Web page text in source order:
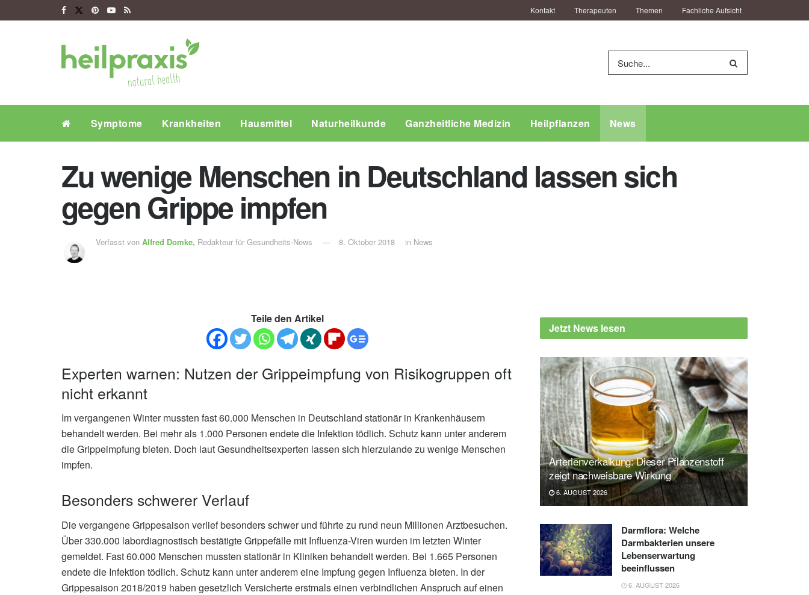
Kontakt Therapeuten Themen Fachliche Aufsicht
Symptome Krankheiten Hausmittel Naturheilkunde Ganzheitliche Medizin Heilpflanzen News
Zu wenige Menschen in Deutschland lassen sich
gegen Grippe impfen
Verfasst von Alfred Domke, Redakteur für Gesundheits-News 8. Oktober 2018 in News
Teile den Artikel
Experten warnen: Nutzen der Grippeimpfung von Risikogruppen oft
nicht erkannt
Im vergangenen Winter mussten fast 60.000 Menschen in Deutschland stationär in Krankenhäusern
behandelt werden. Bei mehr als 1.000 Personen endete die Infektion tödlich. Schutz kann unter anderem
die Grippeimpfung bieten. Doch laut Gesundheitsexperten lassen sich hierzulande zu wenige Menschen
impfen.
Besonders schwerer Verlauf
Die vergangene Grippesaison verlief besonders schwer und führte zu rund neun Millionen Arztbesuchen.
Über 330.000 labordiagnostisch bestätigte Grippefälle mit Influenza-Viren wurden im letzten Winter
gemeldet. Fast 60.000 Menschen mussten stationär in Kliniken behandelt werden. Bei 1.665 Personen
endete die Infektion tödlich. Schutz kann unter anderem eine Impfung gegen Influenza bieten. In der
Grippesaison 2018/2019 haben gesetzlich Versicherte erstmals einen verbindlichen Anspruch auf einen
Jetzt News lesen
Arterienverkalkung: Dieser Pflanzenstoff
zeigt nachweisbare Wirkung
6. AUGUST 2026
Darmflora: Welche
Darmbakterien unsere
Lebenserwartung
beeinflussen
6. AUGUST 2026